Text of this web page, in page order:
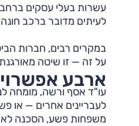
עשרות בעלי עסקים
לעיתים מדובר ברכב
במקרים רבים, חברות
על זה — זו שיטה
ארבע
עו"ד אסף ורשה, מומחה
לעבריינים אחרים — או
משפחות פשע, הסכנה לא